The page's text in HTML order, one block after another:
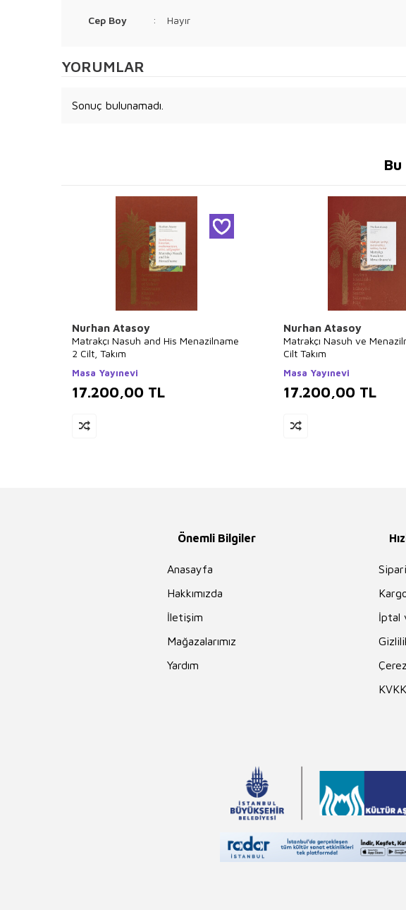
Cep Boy : Hayır
YORUMLAR
Sonuç bulunamadı.
Bu
Nurhan Atasoy
Matrakçı Nasuh and His Menazilname
2 Cilt, Takım
Masa Yayınevi
17.200,00 TL
Nurhan Atasoy
Matrakçı Nasuh ve
Cilt Takım
Masa Yayınevi
17.200,00 TL
Önemli Bilgiler
Anasayfa
Hakkımızda
İletişim
Mağazalarımız
Yardım
İptal